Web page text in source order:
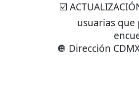
☑️
usuarias que
🔘 Dirección